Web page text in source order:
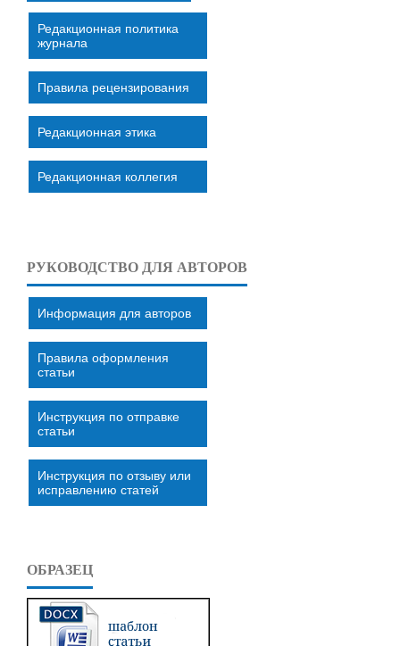
Редакционная политика
журнала
Правила рецензирования
Редакционная этика
Редакционная коллегия
РУКОВОДСТВО ДЛЯ АВТОРОВ
Информация для авторов
Правила оформления
статьи
Инструкция по отправке
статьи
Инструкция по отзыву или
исправлению статей
ОБРАЗЕЦ